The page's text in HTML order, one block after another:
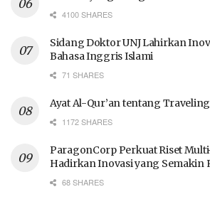
4100 SHARES
Sidang Doktor UNJ Lahirkan
Bahasa Inggris Islami
71 SHARES
Ayat Al-Qur’an tentang Traveling
1172 SHARES
ParagonCorp Perkuat Riset
Hadirkan Inovasi yang Semakin
68 SHARES